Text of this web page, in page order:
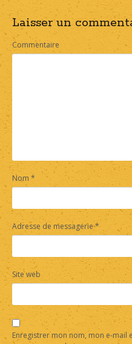
navigation
Laisser un
Commentaire
Nom *
Adresse de messagerie*
Site web
Enregistrer mon nom, mon e-mail